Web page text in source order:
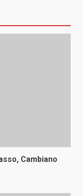
Cambiano